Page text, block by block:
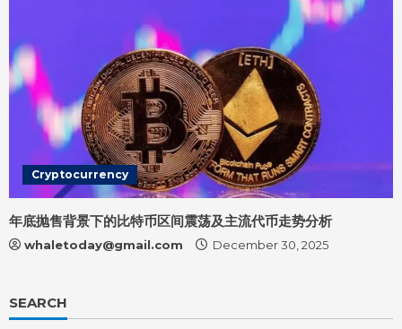
Cryptocurrency
年底抛售背景下的比特币区间震荡及主流代币走势分析
whaletoday@gmail.com December 30, 2025
SEARCH